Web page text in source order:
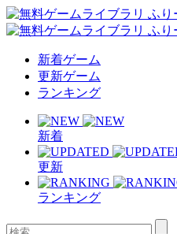
新着ゲーム
更新ゲーム
ランキング
新着
更新
ランキング